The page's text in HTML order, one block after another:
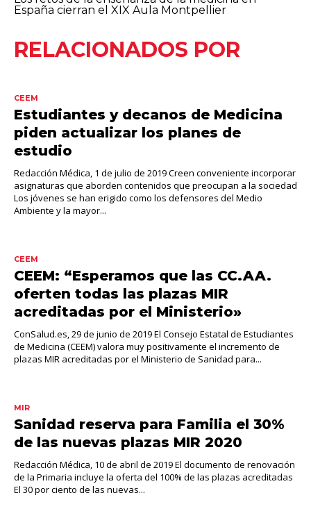
España cierran el XIX Aula Montpellier
RELACIONADOS POR
CEEM
Estudiantes y decanos de Medicina
piden actualizar los planes de
estudio
Redacción Médica, 1 de julio de 2019 Creen conveniente incorporar
asignaturas que aborden contenidos que preocupan a la sociedad
Los jóvenes se han erigido como los defensores del Medio
Ambiente y la mayor...
CEEM
CEEM: “Esperamos que las CC.AA.
oferten todas las plazas MIR
acreditadas por el Ministerio»
ConSalud.es, 29 de junio de 2019 El Consejo Estatal de Estudiantes
de Medicina (CEEM) valora muy positivamente el incremento de
plazas MIR acreditadas por el Ministerio de Sanidad para...
MIR
Sanidad reserva para Familia el 30%
de las nuevas plazas MIR 2020
Redacción Médica, 10 de abril de 2019 El documento de renovación
de la Primaria incluye la oferta del 100% de las plazas acreditadas
El 30 por ciento de las nuevas...